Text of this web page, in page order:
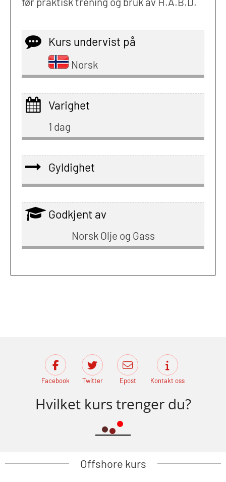
Kurs undervist på
Norsk
Varighet
1 dag
Gyldighet
Godkjent av
Norsk Olje og Gass
Facebook Twitter Epost Kontakt oss
Hvilket kurs trenger du?
Offshore kurs